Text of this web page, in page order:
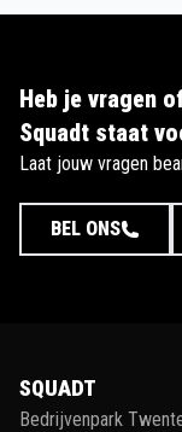
Heb je vragen
Squadt staat
Laat jouw vragen
BEL ONS
SQUADT
Bedrijvenpark